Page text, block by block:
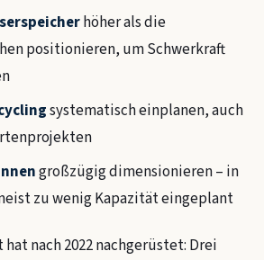
höher als die
positionieren, um Schwerkraft
systematisch einplanen, auch
großzügig dimensionieren – in
zu wenig Kapazität eingeplant
nach 2022 nachgerüstet: Drei